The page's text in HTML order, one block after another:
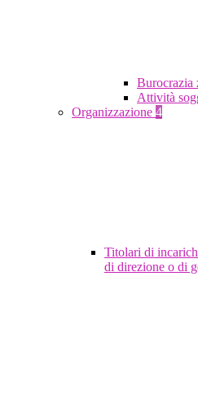
Burocrazia
Attività
Organizzazione 4
Titolari di
di direzione o di